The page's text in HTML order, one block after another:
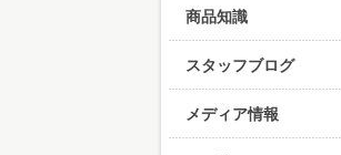
商品知識
スタッフブログ
メディア情報